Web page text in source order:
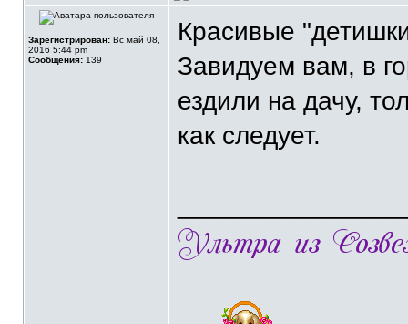
Зарегистрирован: Вс май 08,
2016 5:44 pm
Сообщения: 139
Красивые
Завидуем вам, в
ездили на дачу,
как следует.